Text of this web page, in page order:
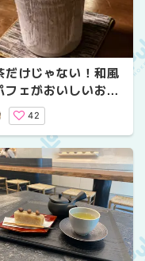
だけじゃない！和風
フェがおいしいお店
【札幌】
42